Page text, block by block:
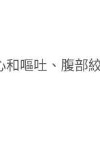
嘔吐、腹部